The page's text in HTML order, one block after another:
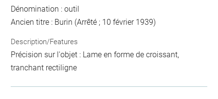
Dénomination : outil
Ancien titre : Burin (Arrêté ; 10 février 1939)
Description/Features
Précision sur l'objet : Lame en forme de croissant,
tranchant rectiligne